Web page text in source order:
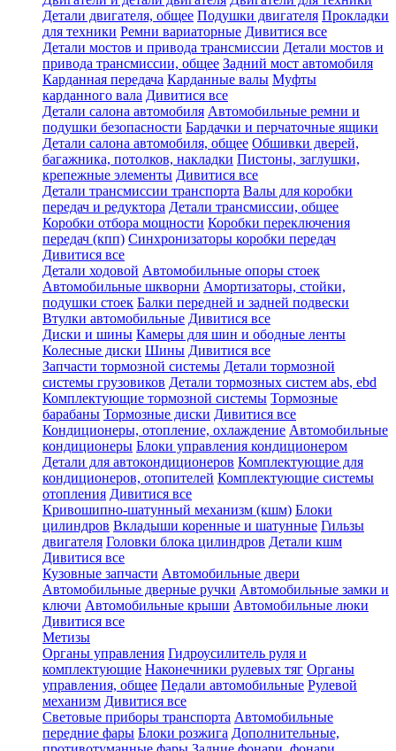
Детали двигателя, общее Подушки двигателя Прокладки
для техники Ремни вариаторные Дивитися все
Детали мостов и привода трансмиссии Детали мостов и
привода трансмиссии, общее Задний мост автомобиля
Карданная передача Карданные валы Муфты
карданного вала Дивитися все
Детали салона автомобиля Автомобильные ремни и
подушки безопасности Бардачки и перчаточные ящики
Детали салона автомобиля, общее Обшивки дверей,
багажника, потолков, накладки Пистоны, заглушки,
крепежные элементы Дивитися все
Детали трансмиссии транспорта Валы для коробки
передач и редуктора Детали трансмиссии, общее
Коробки отбора мощности Коробки переключения
передач (кпп) Синхронизаторы коробки передач
Дивитися все
Детали ходовой Автомобильные опоры стоек
Автомобильные шкворни Амортизаторы, стойки,
подушки стоек Балки передней и задней подвески
Втулки автомобильные Дивитися все
Диски и шины Камеры для шин и ободные ленты
Колесные диски Шины Дивитися все
Запчасти тормозной системы Детали тормозной
системы грузовиков Детали тормозных систем abs, ebd
Комплектующие тормозной системы Тормозные
барабаны Тормозные диски Дивитися все
Кондиционеры, отопление, охлаждение Автомобильные
кондиционеры Блоки управления кондиционером
Детали для автокондиционеров Комплектующие для
кондиционеров, отопителей Комплектующие системы
отопления Дивитися все
Кривошипно-шатунный механизм (кшм) Блоки
цилиндров Вкладыши коренные и шатунные Гильзы
двигателя Головки блока цилиндров Детали кшм
Дивитися все
Кузовные запчасти Автомобильные двери
Автомобильные дверные ручки Автомобильные замки и
ключи Автомобильные крыши Автомобильные люки
Дивитися все
Метизы
Органы управления Гидроусилитель руля и
комплектующие Наконечники рулевых тяг Органы
управления, общее Педали автомобильные Рулевой
механизм Дивитися все
Световые приборы транспорта Автомобильные
передние фары Блоки розжига Дополнительные,